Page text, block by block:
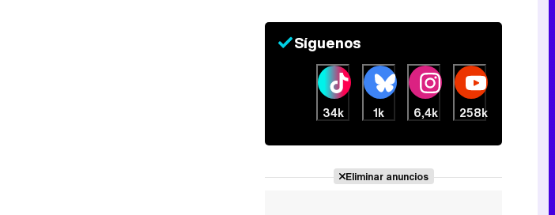
Síguenos
34k 1k 6,4k 258k
Eliminar anuncios